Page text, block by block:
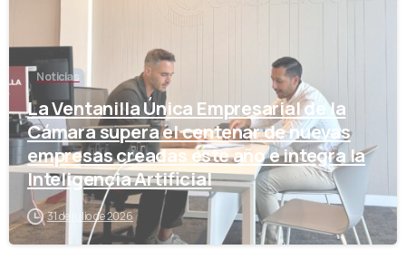
Noticias
La Ventanilla Única Empresarial de la
Cámara supera el centenar de nuevas
empresas creadas este año e integra la
Inteligencia Artificial
31 de julio de 2026